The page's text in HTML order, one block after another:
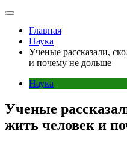
Главная
Наука
Ученые рассказали,
и почему не дольше
Наука
Ученые
жить человек и